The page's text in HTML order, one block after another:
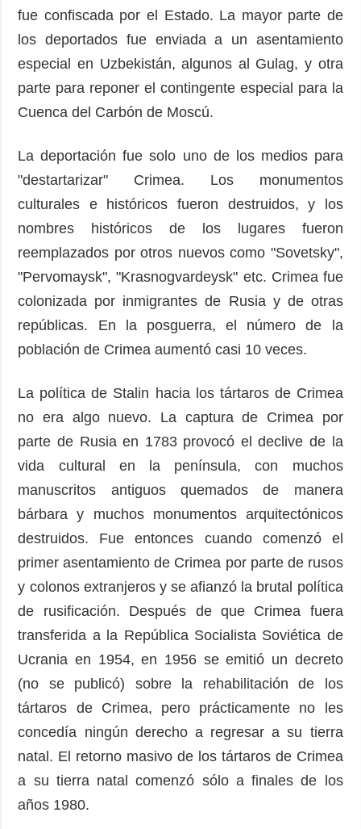
fue confiscada por el Estado. La mayor parte de
los deportados fue enviada a un asentamiento
especial en Uzbekistán, algunos al Gulag, y otra
parte para reponer el contingente especial para la
Cuenca del Carbón de Moscú.
La deportación fue solo uno de los medios para
"destartarizar" Crimea. Los monumentos
culturales e históricos fueron destruidos, y los
nombres históricos de los lugares fueron
reemplazados por otros nuevos como "Sovetsky",
"Pervomaysk", "Krasnogvardeysk" etc. Crimea fue
colonizada por inmigrantes de Rusia y de otras
repúblicas. En la posguerra, el número de la
población de Crimea aumentó casi 10 veces.
La política de Stalin hacia los tártaros de Crimea
no era algo nuevo. La captura de Crimea por
parte de Rusia en 1783 provocó el declive de la
vida cultural en la península, con muchos
manuscritos antiguos quemados de manera
bárbara y muchos monumentos arquitectónicos
destruidos. Fue entonces cuando comenzó el
primer asentamiento de Crimea por parte de rusos
y colonos extranjeros y se afianzó la brutal política
de rusificación. Después de que Crimea fuera
transferida a la República Socialista Soviética de
Ucrania en 1954, en 1956 se emitió un decreto
(no se publicó) sobre la rehabilitación de los
tártaros de Crimea, pero prácticamente no les
concedía ningún derecho a regresar a su tierra
natal. El retorno masivo de los tártaros de Crimea
a su tierra natal comenzó sólo a finales de los
años 1980.